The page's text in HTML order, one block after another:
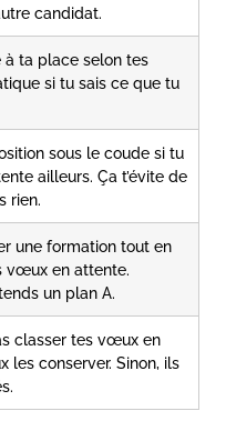
candidat.
ta place selon tes
si tu sais ce que tu
sous le coude si tu
ailleurs. Ça t’évite de
rien.
une formation tout en
vœux en attente.
un plan A.
classer tes vœux en
les conserver. Sinon, ils